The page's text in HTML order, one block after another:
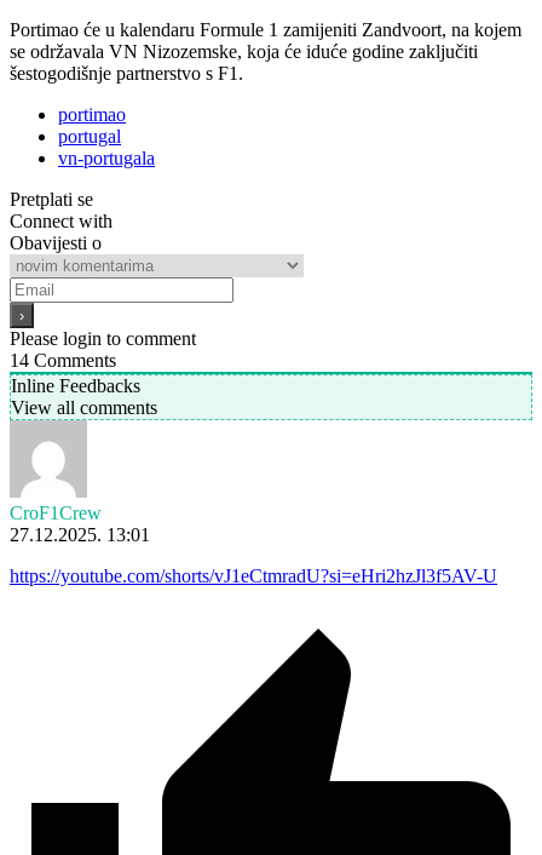
Portimao će u kalendaru Formule 1 zamijeniti Zandvoort, na kojem
se održavala VN Nizozemske, koja će iduće godine zaključiti
šestogodišnje partnerstvo s F1.
portimao
portugal
vn-portugala
Pretplati se
Connect with
Obavijesti o
Please login to comment
14 Comments
Inline Feedbacks
View all comments
CroF1Crew
27.12.2025. 13:01
https://youtube.com/shorts/vJ1eCtmradU?si=eHri2hzJl3f5AV-U